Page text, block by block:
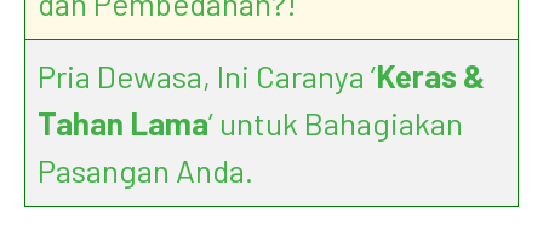
Pria Dewasa, Ini Caranya ‘Keras &
Tahan Lama’ untuk Bahagiakan
Pasangan Anda.